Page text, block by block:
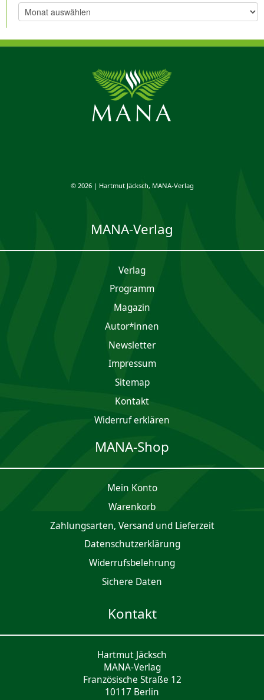
Archiv
© 2026 | Hartmut Jäcksch, MANA-Verlag
MANA-Verlag
Verlag
Programm
Magazin
Autor*innen
Newsletter
Impres­sum
Sitemap
Kontakt
Widerruf erklären
MANA-Shop
Mein Konto
Waren­korb
Zahlungsarten, Versand und Lieferzeit
Daten­schutz­er­klärung
Widerrufsbelehrung
Sichere Daten
Kontakt
Hartmut Jäcksch
MANA-Verlag
Französische Straße 12
10117 Berlin